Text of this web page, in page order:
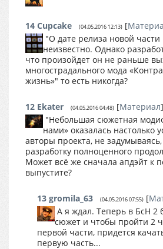
14 Cupcake (04.05.2016 12:13) [
"О дате релиза новой части
неизвестно. Однако
что произойдет он не раньше
многострадального мода
жизнь»" то есть никогда?
12 Ekater (04.05.2016 04:48) [Материал]
"Небольшая сюжетная
нами» оказалась настолько
авторы проекта, не
разработку полноценного
Может всё же сначала апдэйт к
выпустите?
13 gromila_63 (04.05.2016 07:55) [
А я ждал. Теперь в БсН 2
сюжет и чтобы пройти 2
первой части, придется
первую часть...